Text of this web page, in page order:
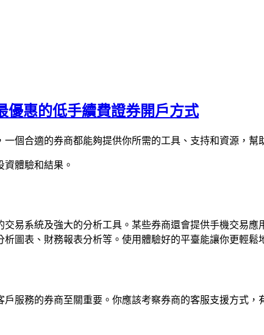
優惠的低手續費證券開戶方式
個合適的券商都能夠提供你所需的工具、支持和資源，幫
體驗和結果。
易系統及強大的分析工具。某些券商還會提供手機交易
圖表、財務報表分析等。使用體驗好的平臺能讓你更輕鬆
服務的券商至關重要。你應該考察券商的客服支援方式